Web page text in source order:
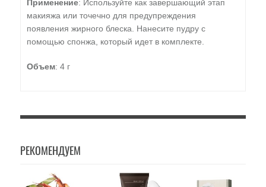
Применение: Используйте как завершающий этап
макияжа или точечно для предупреждения
появления жирного блеска. Нанесите пудру с
помощью спонжа, который идет в комплекте.
Объем: 4 г
РЕКОМЕНДУЕМ